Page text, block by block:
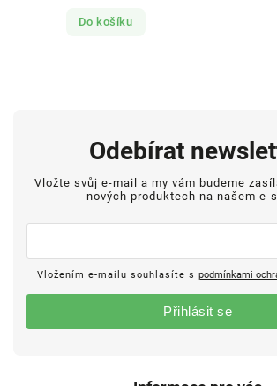
Do košíku
Odebírat
Vložte svůj e-mail a my vám budeme
nových produktech na našem e-
Vložením e-mailu souhlasíte s podmínkami
Přihlásit se